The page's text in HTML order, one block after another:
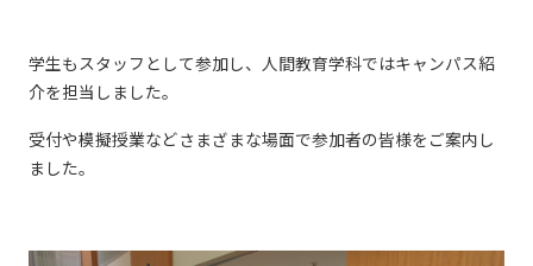
学生もスタッフとして参加し、人間教育学科ではキャンパス紹
介を担当しました。
受付や模擬授業などさまざまな場面で参加者の皆様をご案内し
ました。